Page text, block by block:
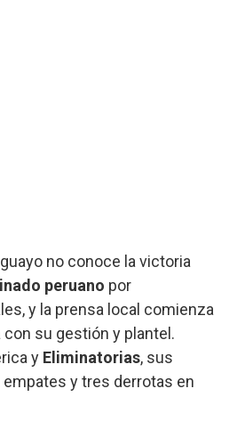
no conoce la victoria
peruano por
y la prensa local comienza
con su gestión y plantel.
y Eliminatorias, sus
y tres derrotas en